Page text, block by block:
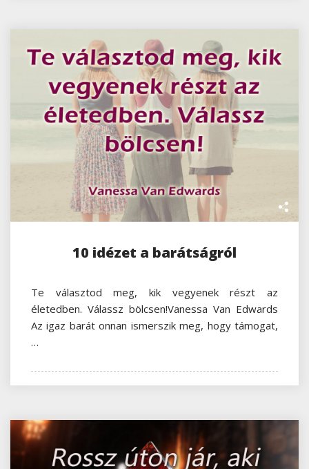
10 idézet a barátságról
Te választod meg, kik vegyenek részt az
életedben. Válassz bölcsen!Vanessa Van Edwards
Az igaz barát onnan ismerszik meg, hogy támogat,
…